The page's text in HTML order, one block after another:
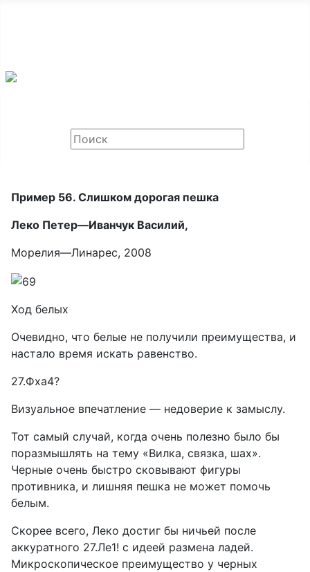
Пример 56. Слишком дорогая пешка
Леко Петер—Иванчук Василий,
Морелия—Линарес, 2008
Ход белых
Очевидно, что белые не получили преимущества, и
настало время искать равенство.
27.Фха4?
Визуальное впечатление — недоверие к замыслу.
Тот самый случай, когда очень полезно было бы
поразмышлять на тему «Вилка, связка, шах».
Черные очень быстро сковывают фигуры
противника, и лишняя пешка не может помочь
белым.
Скорее всего, Леко достиг бы ничьей после
аккуратного 27.Ле1! с идеей размена ладей.
Микроскопическое преимущество у черных